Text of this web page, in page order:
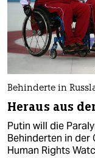
Behinderte in
Heraus aus
Putin will die
Behinderten in der
Human Rights